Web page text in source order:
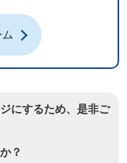
にするため、是非ご
？